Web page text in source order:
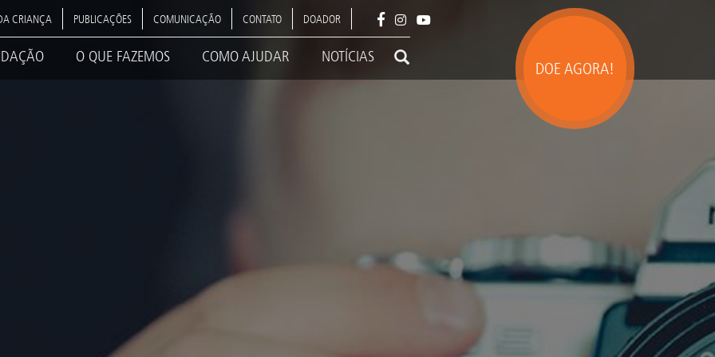
DOE AGORA!
CRIANÇA PUBLICAÇÕES COMUNICAÇÃO CONTATO DOADOR
O QUE FAZEMOS COMO AJUDAR NOTÍCIAS